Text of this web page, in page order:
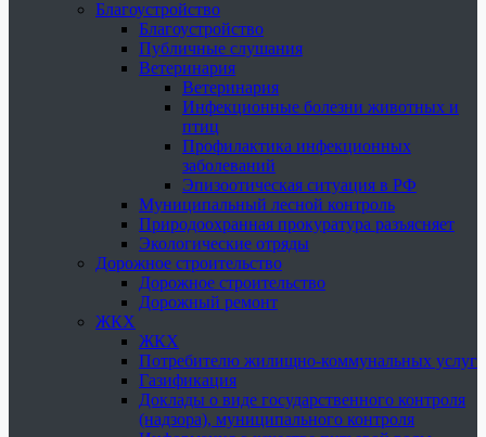
Благоустройство
Благоустройство
Публичные слушания
Ветеринария
Ветеринария
Инфекционные болезни животных и
птиц
Профилактика инфекционных
заболеваний
Эпизоотическая ситуация в РФ
Муниципальный лесной контроль
Природоохранная прокуратура разъясняет
Экологические отряды
Дорожное строительство
Дорожное строительство
Дорожный ремонт
ЖКХ
ЖКХ
Потребителю жилищно-коммунальных услуг
Газификация
Доклады о виде государственного контроля
(надзора), муниципального контроля